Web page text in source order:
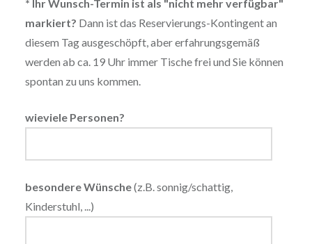
* Ihr Wunsch-Termin ist als "nicht mehr verfügbar"
markiert? Dann ist das Reservierungs-Kontingent an
diesem Tag ausgeschöpft, aber erfahrungsgemäß
werden ab ca. 19 Uhr immer Tische frei und Sie können
spontan zu uns kommen.
wieviele Personen?
besondere Wünsche(z.B. sonnig/schattig,
Kinderstuhl, ...)